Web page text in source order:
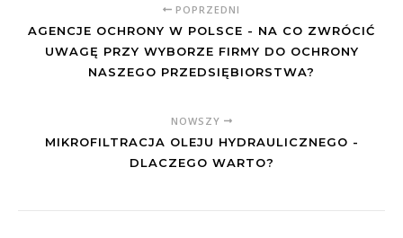
POPRZEDNI
AGENCJE OCHRONY W POLSCE - NA CO ZWRÓCIĆ
UWAGĘ PRZY WYBORZE FIRMY DO OCHRONY
NASZEGO PRZEDSIĘBIORSTWA?
NOWSZY
MIKROFILTRACJA OLEJU HYDRAULICZNEGO -
DLACZEGO WARTO?